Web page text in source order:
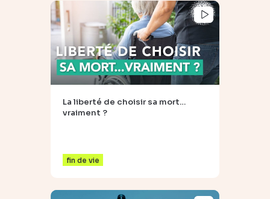
La liberté de choisir sa mort…
vraiment ?
fin de vie